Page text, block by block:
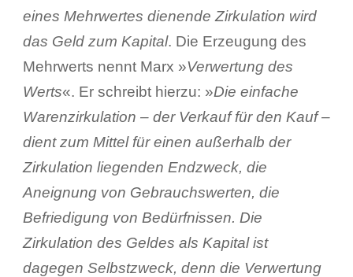
eines Mehrwertes dienende Zirkulation wird
das Geld zum Kapital. Die Erzeugung des
Mehrwerts nennt Marx »Verwertung des
Werts«. Er schreibt hierzu: »Die einfache
Warenzirkulation – der Verkauf für den Kauf –
dient zum Mittel für einen außerhalb der
Zirkulation liegenden Endzweck, die
Aneignung von Gebrauchswerten, die
Befriedigung von Bedürfnissen. Die
Zirkulation des Geldes als Kapital ist
dagegen Selbstzweck, denn die Verwertung